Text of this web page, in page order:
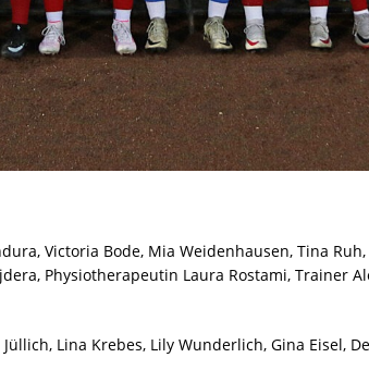
Victoria Bode, Mia Weidenhausen, Tina
Physiotherapeutin Laura Rostami, Trainer
Lina Krebes, Lily Wunderlich, Gina Eisel,